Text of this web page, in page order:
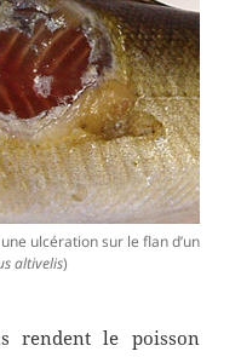
ulcération sur le flan d’un
altivelis)
rendent le poisson